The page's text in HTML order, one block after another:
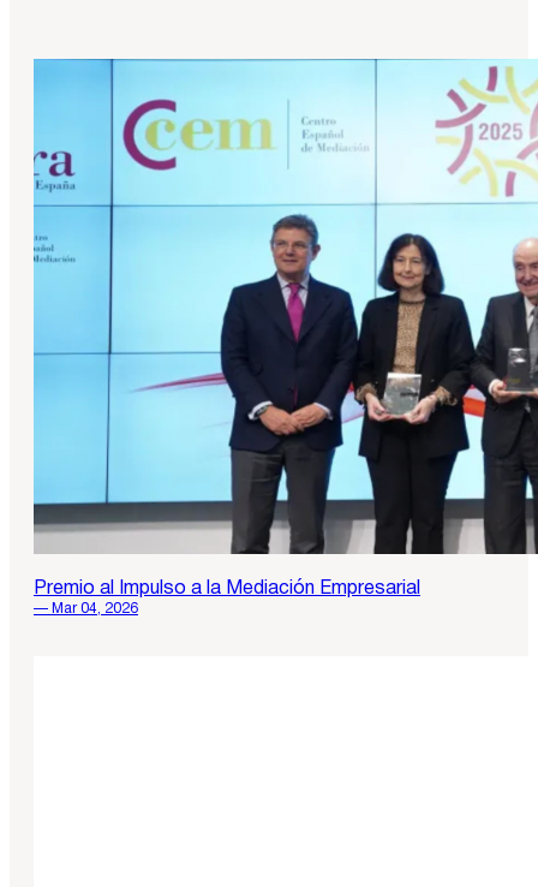
Premio al Impulso a la Mediación Empresarial
— Mar 04, 2026